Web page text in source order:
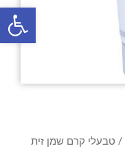
פתח
/ טבעלי קרם שמן זית